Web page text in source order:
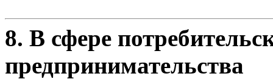
8. В сфере
предпринимательства